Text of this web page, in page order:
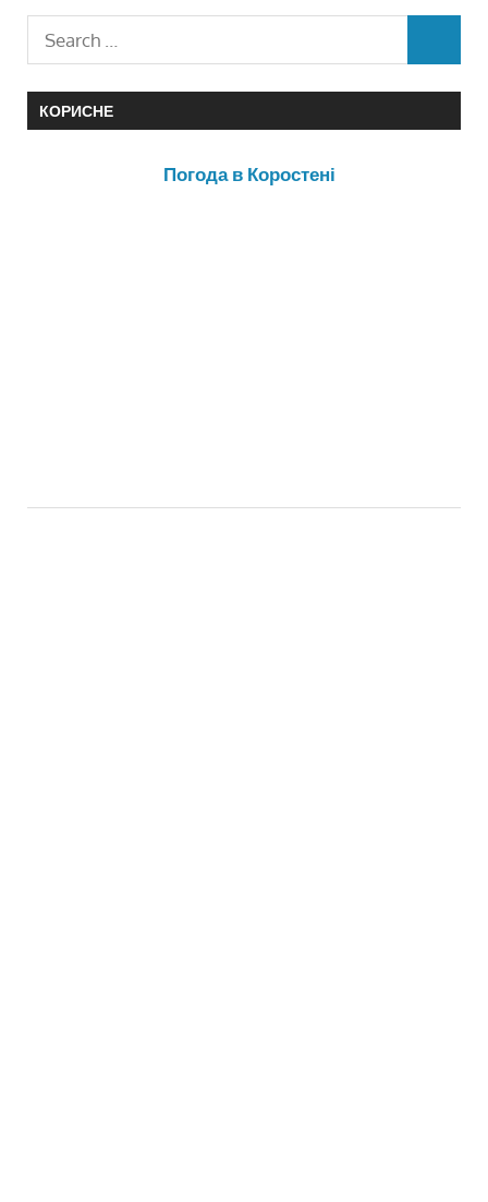
КОРИСНЕ
Погода в Коростені